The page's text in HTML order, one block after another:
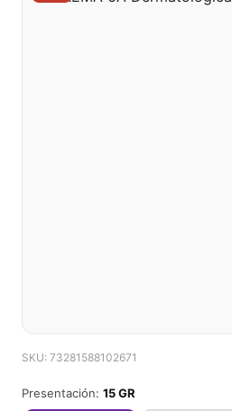
SKU: 73281588102671
Presentación: 15 GR